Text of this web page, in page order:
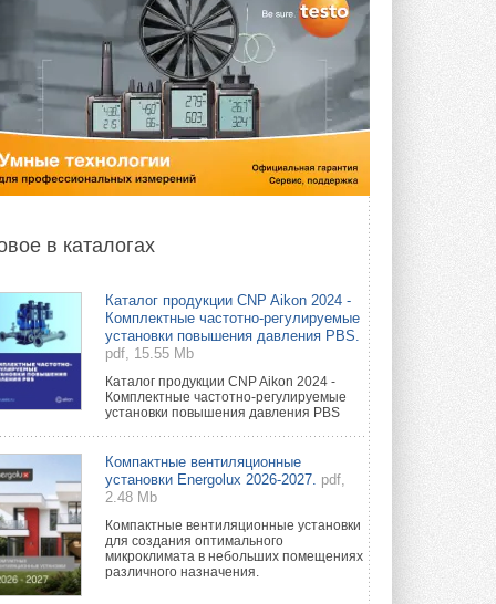
в каталогах
Каталог продукции CNP Aikon 2024 -
Комплектные частотно-регулируемые
установки повышения давления PBS.
pdf, 15.55 Mb
Каталог продукции CNP Aikon 2024 -
Комплектные частотно-регулируемые
установки повышения давления PBS
Компактные вентиляционные
установки Energolux 2026-2027. pdf,
2.48 Mb
Компактные вентиляционные установки
для создания оптимального
микроклимата в небольших помещениях
различного назначения.